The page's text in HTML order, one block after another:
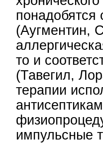
понадобятся
(Аугментин,
то и
(Тавегил,
терапии
импульсные